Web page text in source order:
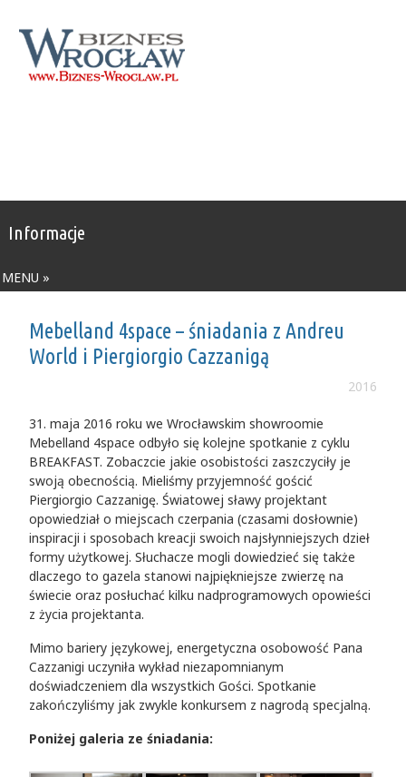
Informacje
MENU »
Mebelland 4space – śniadania z Andreu
World i Piergiorgio Cazzanigą
2016
31. maja 2016 roku we Wrocławskim showroomie
Mebelland 4space odbyło się kolejne spotkanie z cyklu
BREAKFAST. Zobaczcie jakie osobistości zaszczyciły je
swoją obecnością. Mieliśmy przyjemność gościć
Piergiorgio Cazzanigę. Światowej sławy projektant
opowiedział o miejscach czerpania (czasami dosłownie)
inspiracji i sposobach kreacji swoich najsłynniejszych dzieł
formy użytkowej. Słuchacze mogli dowiedzieć się także
dlaczego to gazela stanowi najpiękniejsze zwierzę na
świecie oraz posłuchać kilku nadprogramowych opowieści
z życia projektanta.
Mimo bariery językowej, energetyczna osobowość Pana
Cazzanigi uczyniła wykład niezapomnianym
doświadczeniem dla wszystkich Gości. Spotkanie
zakończyliśmy jak zwykle konkursem z nagrodą specjalną.
Poniżej galeria ze śniadania: